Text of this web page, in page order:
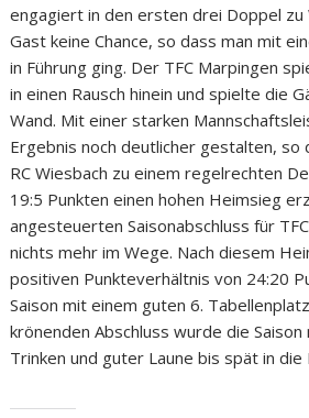
engagiert in den ersten drei Doppel zu
Gast keine Chance, so dass man mit
in Führung ging. Der TFC Marpingen
in einen Rausch hinein und spielte die
Wand. Mit einer starken
Ergebnis noch deutlicher gestalten, so
RC Wiesbach zu einem regelrechten
19:5 Punkten einen hohen Heimsieg
angesteuerten Saisonabschluss für
nichts mehr im Wege. Nach diesem
positiven Punkteverhältnis von 24:20
Saison mit einem guten 6.
krönenden Abschluss wurde die
Trinken und guter Laune bis spät in